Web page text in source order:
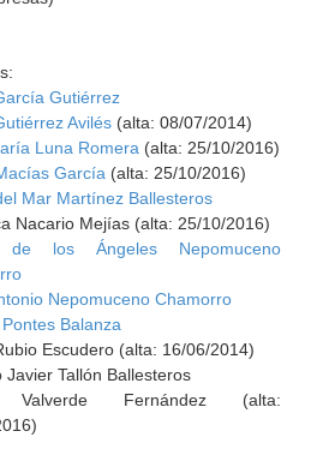
Gutiérrez
Avilés(alta: 08/07/2014)
Luna Romera (alta: 25/10/2016)
García (alta: 25/10/2016)
Mar Martínez Ballesteros
Nacario Mejías (alta: 25/10/2016)
de los Ángeles Nepomuceno
Nepomuceno Chamorro
Balanza
Escudero (alta: 16/06/2014)
Javier Tallón Ballesteros
Valverde Fernández (alta: